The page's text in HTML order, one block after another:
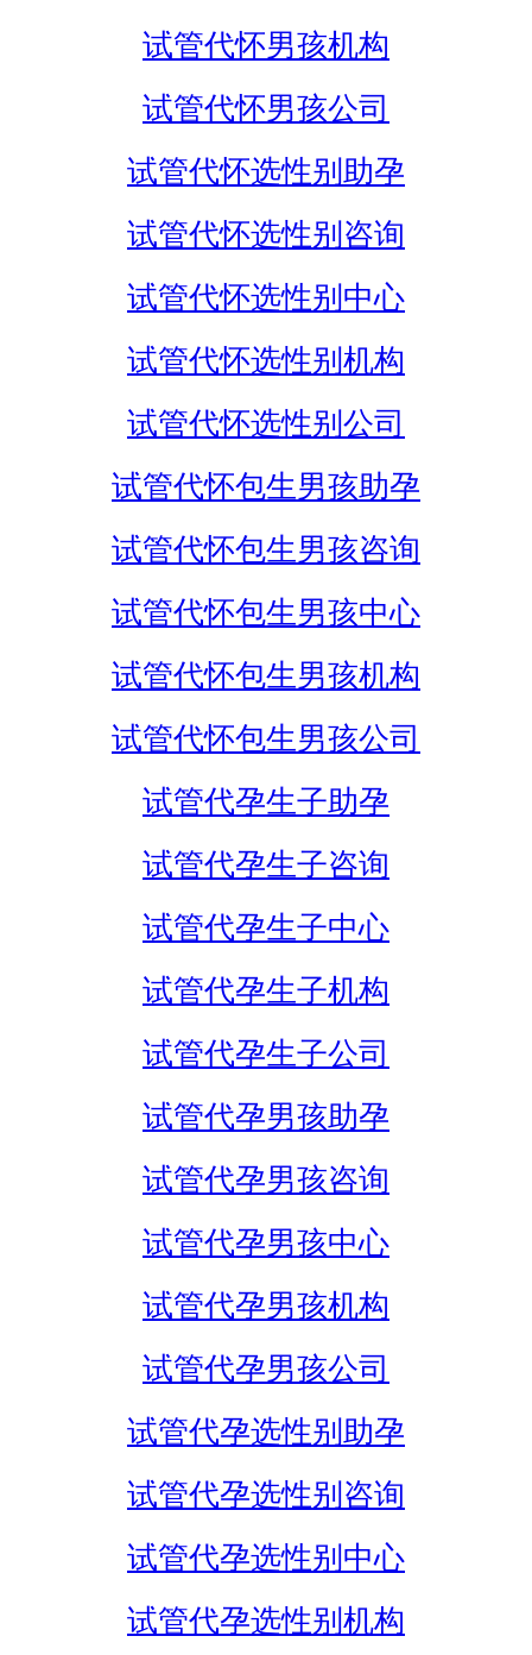
试管代怀男孩机构
试管代怀男孩公司
试管代怀选性别助孕
试管代怀选性别咨询
试管代怀选性别中心
试管代怀选性别机构
试管代怀选性别公司
试管代怀包生男孩助孕
试管代怀包生男孩咨询
试管代怀包生男孩中心
试管代怀包生男孩机构
试管代怀包生男孩公司
试管代孕生子助孕
试管代孕生子咨询
试管代孕生子中心
试管代孕生子机构
试管代孕生子公司
试管代孕男孩助孕
试管代孕男孩咨询
试管代孕男孩中心
试管代孕男孩机构
试管代孕男孩公司
试管代孕选性别助孕
试管代孕选性别咨询
试管代孕选性别中心
试管代孕选性别机构